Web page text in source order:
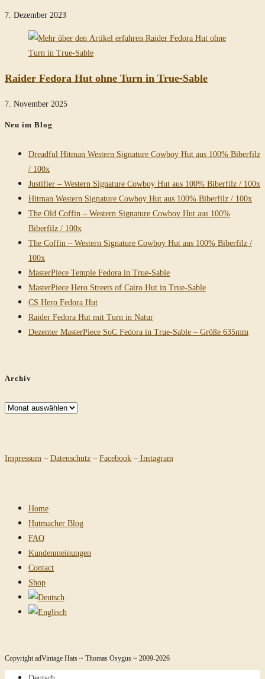
7. Dezember 2023
Raider Fedora Hut ohne Turn in True-Sable
7. November 2025
Neu im Blog
Dreadful Hitman Western Signature Cowboy Hut aus 100% Biberfilz
/ 100x
Justifier – Western Signature Cowboy Hut aus 100% Biberfilz / 100x
Hitman Western Signature Cowboy Hut aus 100% Biberfilz / 100x
The Old Coffin – Western Signature Cowboy Hut aus 100%
Biberfilz / 100x
The Coffin – Western Signature Cowboy Hut aus 100% Biberfilz /
100x
MasterPiece Temple Fedora in True-Sable
MasterPiece Hero Streets of Cairo Hut in True-Sable
CS Hero Fedora Hut
Raider Fedora Hut mit Turn in Natur
Dezenter MasterPiece SoC Fedora in True-Sable – Größe 635mm
Archiv
Archiv
Impressum – Datenschutz – Facebook – Instagram
Home
Hutmacher Blog
FAQ
Kundenmeinungen
Contact
Shop
Copyright adVintage Hats ~ Thomas Osygus ~ 2009-2026